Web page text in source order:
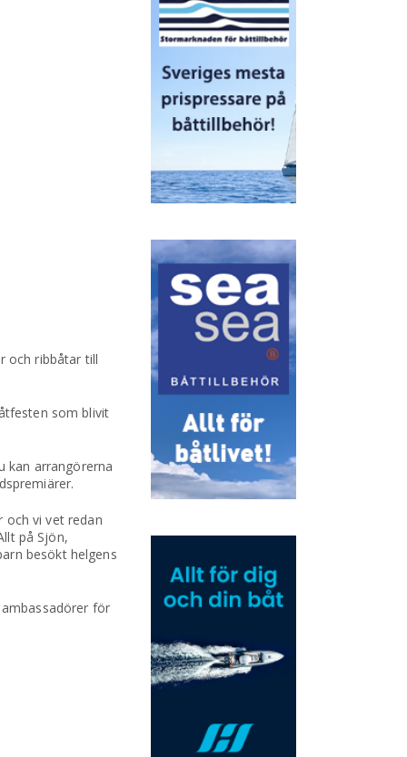
och ribbåtar till
som blivit
kan arrangörerna
och vi vet redan
på Sjön,
besökt helgens
för